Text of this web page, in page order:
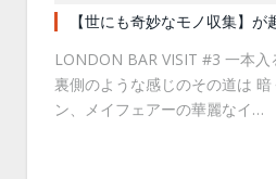
【世にも奇妙なモノ収集】が
LONDON BAR VISIT #3 一本
裏側のような感じのその道は
ン、メイフェアーの華麗なイ…